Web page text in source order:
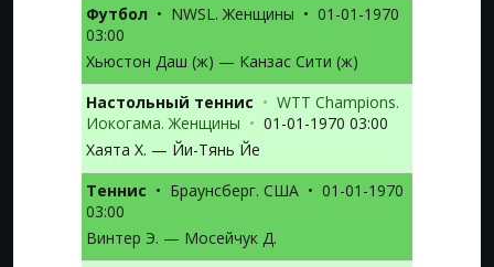
Футбол • NWSL. Женщины • 01-01-1970
03:00
Хьюстон Даш (ж) — Канзас Сити (ж)
Настольный теннис • WTT Champions.
Иокогама. Женщины • 01-01-1970 03:00
Хаята Х. — Йи-Тянь Йе
Теннис • Браунсберг. США • 01-01-1970
03:00
Винтер Э. — Мосейчук Д.